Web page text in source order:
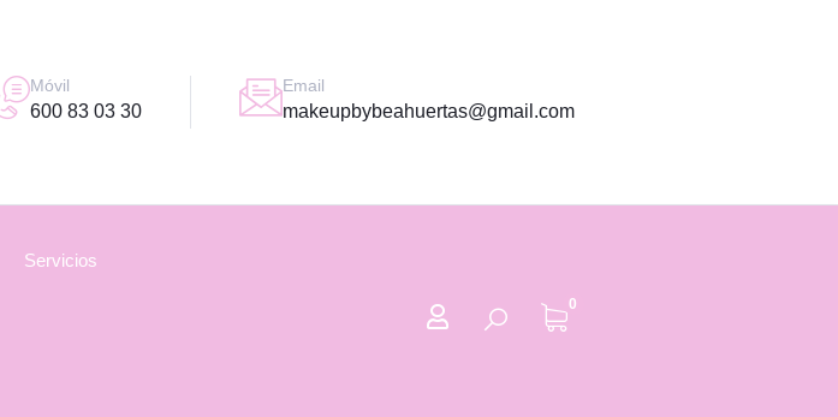
Móvil
600 83 03 30
Email
makeupbybeahuertas@gmail.com
Servicios
0